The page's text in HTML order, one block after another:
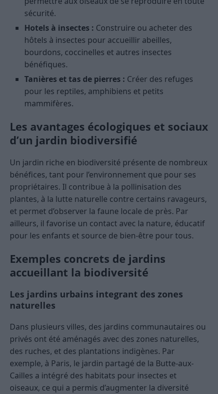
sécurité.
Hotels à insectes : Construire ou acheter des
hôtels à insectes pour accueillir abeilles,
bourdons, coccinelles et autres insectes
bénéfiques.
Tanières et tas de pierres : Créer des refuges
pour les reptiles, amphibiens et petits
mammifères.
Les avantages écologiques et sociaux
d’un jardin biodiversifié
Un jardin riche en biodiversité présente de nombreux
bénéfices, tant pour l’environnement que pour ses
propriétaires. Il contribue à la pollinisation des
plantes, à la lutte naturelle contre certains ravageurs,
et permet d’observer la faune locale de près. Par
ailleurs, il favorise un contact avec la nature, éducatif
pour les enfants et source de bien-être pour tous.
Exemples concrets de jardins
accueillant la biodiversité
Les jardins urbains integrant des zones
naturelles
Dans plusieurs villes, des jardins communautaires ou
privés ont été aménagés avec des zones naturelles,
des ruches, et des plantations indigènes. Par
exemple, à Paris, le jardin partagé de la Butte-aux-
Cailles a intégré des habitats pour insectes et
oiseaux, ce qui a permis d’augmenter la diversité